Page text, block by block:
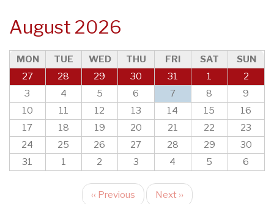
August 2026
MON TUE WED THU FRI SAT
SUN
27
28 29 30 31 1
2
3
4 5 6 7 8
9
10
11 12 13 14 15
16
17
18 19 20 21 22
23
24
25 26 27 28 29
30
31
1 2 3 4 5 6
‹‹ Previous Next ››